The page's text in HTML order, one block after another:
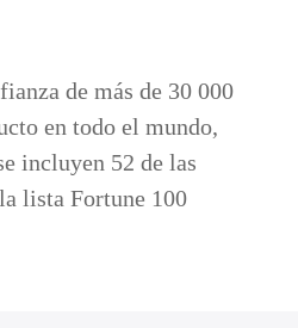
de más de 30 000
en todo el mundo,
incluyen 52 de las
lista Fortune 100